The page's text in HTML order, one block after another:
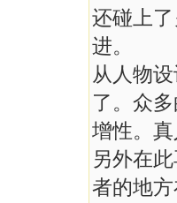
还碰上
进。
从人物
了。众
增性。
另外在
者的地